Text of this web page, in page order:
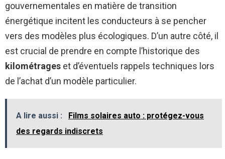
gouvernementales en matière de transition
énergétique incitent les conducteurs à se pencher
vers des modèles plus écologiques. D’un autre côté, il
est crucial de prendre en compte l’historique des
kilométrages et d’éventuels rappels techniques lors
de l’achat d’un modèle particulier.
A lire aussi :
Films solaires auto : protégez-vous
des regards indiscrets